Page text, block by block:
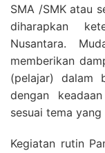
SMA /SMK atau
diharapkan
Nusantara.
memberikan
(pelajar) dalam
dengan
sesuai tema
Kegiatan rutin